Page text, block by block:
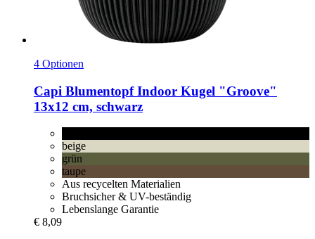
4 Optionen
Capi Blumentopf Indoor Kugel "Groove"
13x12 cm, schwarz
beige
grün
taupe
Aus recycelten Materialien
Bruchsicher & UV-beständig
Lebenslange Garantie
€ 8,09